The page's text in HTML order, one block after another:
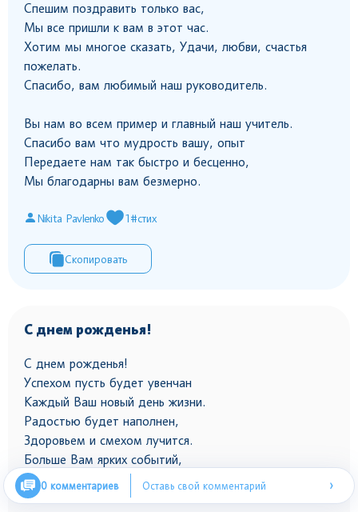
Спешим поздравить только вас,
Мы все пришли к вам в этот час.
Хотим мы многое сказать, Удачи, любви, счастья
пожелать.
Спасибо, вам любимый наш руководитель.
Вы нам во всем пример и главный наш учитель.
Спасибо вам что мудрость вашу, опыт
Передаете нам так быстро и бесценно,
Мы благодарны вам безмерно.
Nikita Pavlenko 1#стих
Скопировать
С днем рожденья!
С днем рожденья!
Успехом пусть будет увенчан
Каждый Ваш новый день жизни.
Радостью будет наполнен,
Здоровьем и смехом лучится.
Больше Вам ярких событий,
Вам шлём удачу и смелость.
Чтобы мечты имелись,
0 комментариев Оставь свой комментарий ›